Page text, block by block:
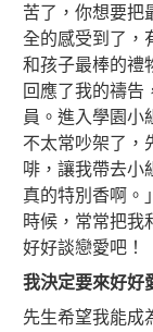
苦了，你想要把
全的感受到了，
和孩子最棒的禮
回應了我的禱告
員。進入學園小
不太常吵架了，
啡，讓我帶去小
真的特別香啊。
時候，常常把我
好好談戀愛吧！
我決定要來好好
先生希望我能成